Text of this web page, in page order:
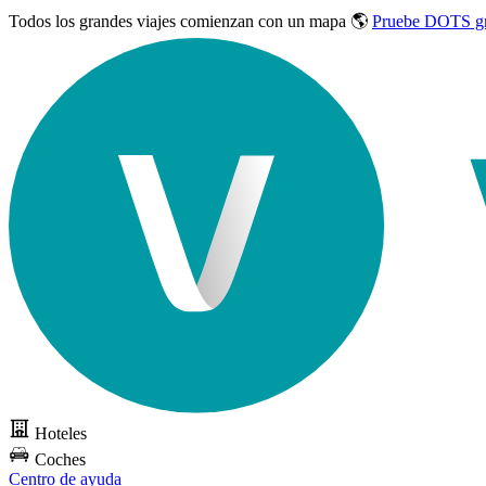
Todos los grandes viajes comienzan con un mapa 🌎 Pruebe DOTS
Hoteles
Coches
Centro de ayuda